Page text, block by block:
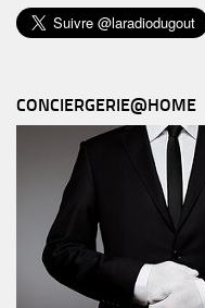
CONCIERGERIE@HOME